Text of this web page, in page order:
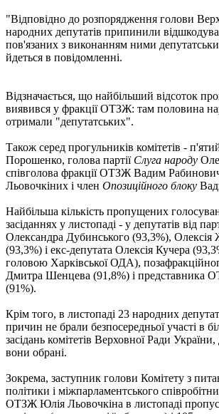
"Відповідно до розпорядження голови
народних депутатів припинили
пов'язаних з виконанням ними
йдеться в повідомленні.
Відзначається, що найбільший відсоток
виявився у фракції ОТЗЖ: там половина
отримали "депутатських".
Також серед прогульників комітетів -
Порошенко, голова партії Слуга народу
співголова фракції ОТЗЖ Вадим
Льовочкіних і член Опозиційного блоку
Найбільша кількість пропущених
засіданнях у листопаді - у депутатів від
Олександра Дубинського (93,3%), Олексія
(93,3%) і екс-депутата Олексія Кучера
головою Харківської ОДА),
Дмитра Шенцева (91,8%) і представника
(91%).
Крім того, в листопаді 23 народних
причин не брали безпосередньої участі в
засідань комітетів Верховної Ради
вони обрані.
Зокрема, заступник голови Комітету з
політики і міжпарламентського
ОТЗЖ Юлія Льовочкіна в листопаді